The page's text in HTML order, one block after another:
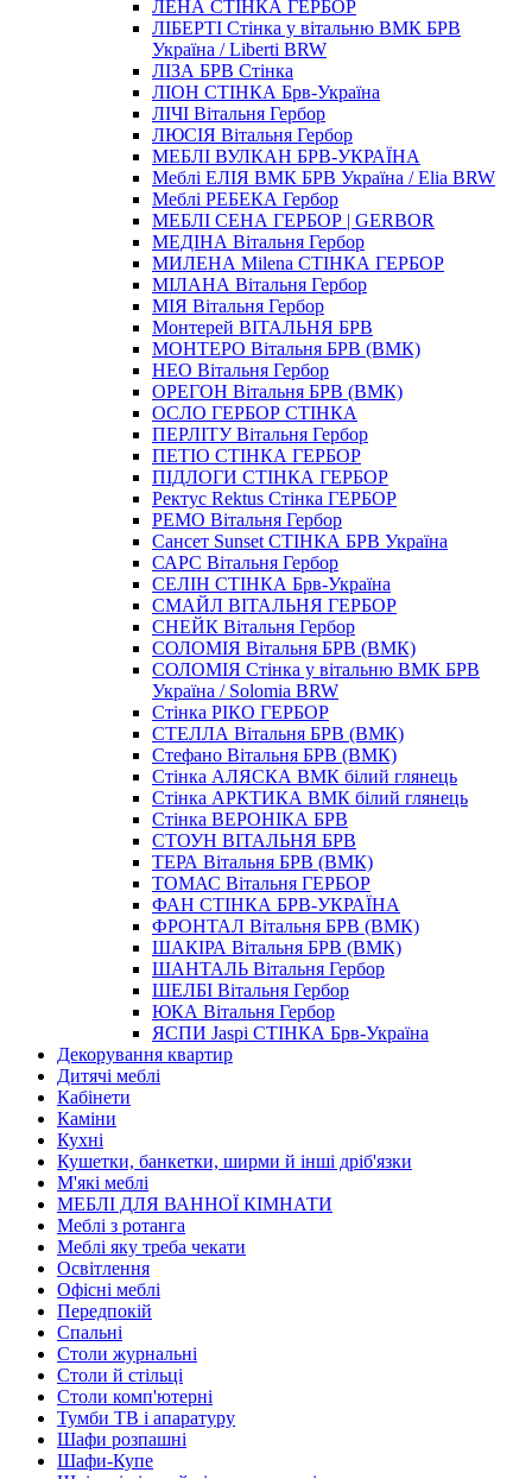
ЛЕНА СТІНКА ГЕРБОР
ЛІБЕРТІ Стінка у вітальню ВМК БРВ
Україна / Liberti BRW
ЛІЗА БРВ Стінка
ЛІОН СТІНКА Брв-Україна
ЛІЧІ Вітальня Гербор
ЛЮСІЯ Вітальня Гербор
МЕБЛІ ВУЛКАН БРВ-УКРАЇНА
Меблі ЕЛІЯ ВМК БРВ Україна / Elia BRW
Меблі РЕБЕКА Гербор
МЕБЛІ СЕНА ГЕРБОР | GERBOR
МЕДІНА Вітальня Гербор
МИЛЕНА Milena СТІНКА ГЕРБОР
МІЛАНА Вітальня Гербор
МІЯ Вітальня Гербор
Монтерей ВІТАЛЬНЯ БРВ
МОНТЕРО Вітальня БРВ (ВМК)
НЕО Вітальня Гербор
ОРЕГОН Вітальня БРВ (ВМК)
ОСЛО ГЕРБОР СТІНКА
ПЕРЛІТУ Вітальня Гербор
ПЕТІО СТІНКА ГЕРБОР
ПІДЛОГИ СТІНКА ГЕРБОР
Ректус Rektus Стінка ГЕРБОР
РЕМО Вітальня Гербор
Сансет Sunset СТІНКА БРВ Україна
САРС Вітальня Гербор
СЕЛІН СТІНКА Брв-Україна
СМАЙЛ ВІТАЛЬНЯ ГЕРБОР
СНЕЙК Вітальня Гербор
СОЛОМIЯ Вітальня БРВ (ВМК)
СОЛОМІЯ Стінка у вітальню ВМК БРВ
Україна / Solomia BRW
Стiнка РIКО ГЕРБОР
СТЕЛЛА Вітальня БРВ (ВМК)
Стефано Вітальня БРВ (ВМК)
Стінка АЛЯСКА ВМК білий глянець
Стінка АРКТИКА ВМК білий глянець
Стінка ВЕРОНІКА БРВ
СТОУН ВІТАЛЬНЯ БРВ
ТЕРА Вітальня БРВ (ВМК)
ТОМАС Вітальня ГЕРБОР
ФАН СТІНКА БРВ-УКРАЇНА
ФРОНТАЛ Вітальня БРВ (ВМК)
ШАКIРА Вітальня БРВ (ВМК)
ШАНТАЛЬ Вітальня Гербор
ШЕЛБІ Вітальня Гербор
ЮКА Вітальня Гербор
ЯСПИ Jaspi СТІНКА Брв-Україна
Декорування квартир
Дитячі меблі
Кабінети
Каміни
Кухні
Кушетки, банкетки, ширми й інші дріб'язки
М'які меблі
МЕБЛІ ДЛЯ ВАННОЇ КІМНАТИ
Меблі з ротанга
Меблі яку треба чекати
Освітлення
Офісні меблі
Передпокій
Спальні
Столи журнальні
Столи й стільці
Столи комп'ютерні
Тумби ТВ і апаратуру
Шафи розпашні
Шафи-Купе